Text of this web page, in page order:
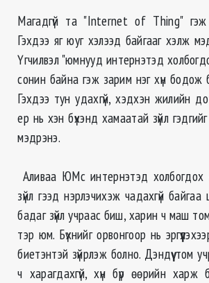
Магадгүй та "Internet of Thing" гэж
Гэхдээ яг юуг хэлээд байгааг хэлж
Үгчилвэл "юмнууд интернэтэд
сонин байна гэж зарим нэг хүн
Гэхдээ тун удахгүй, хэдхэн жилийн
ер нь хэн бүхэнд хамаатай зүйл
мэдрэнэ.
Аливаа ЮМс интернэтэд холбогдох
зүйл гээд нэрлэчихэж чадахгүй байгаа
бадаг зүйл учраас биш, харин ч маш
тэр юм. Бүхнийг орвонгоор нь
биетэнтэй зүйрлэж болно. Дэндүү том
ч харагдахгүй, хүн бүр өөрийн харж